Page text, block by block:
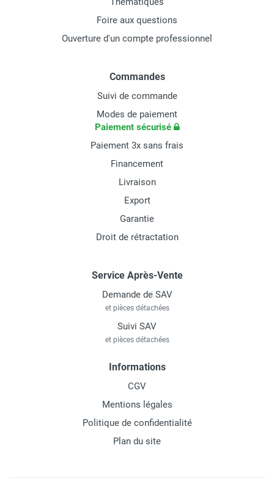
Foire aux questions
Ouverture d'un compte professionnel
Commandes
Suivi de commande
Modes de paiement
Paiement sécurisé
Paiement 3x sans frais
Financement
Livraison
Export
Garantie
Droit de rétractation
Service Après-Vente
Demande de SAV
et pièces détachées
Suivi SAV
et pièces détachées
Informations
CGV
Mentions légales
Politique de confidentialité
Plan du site